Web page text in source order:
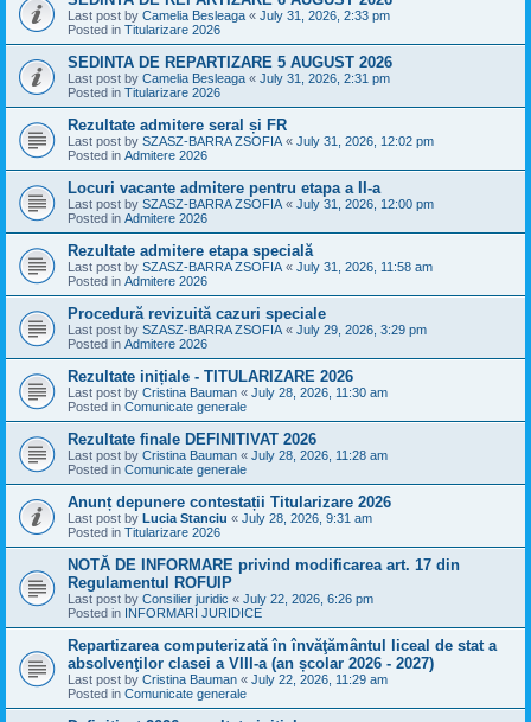
Last post by Camelia Besleaga « July 31, 2026, 2:33 pm
Posted in Titularizare 2026
SEDINTA DE REPARTIZARE 5 AUGUST 2026
Last post by Camelia Besleaga « July 31, 2026, 2:31 pm
Posted in Titularizare 2026
Rezultate admitere seral și FR
Last post by SZASZ-BARRA ZSOFIA « July 31, 2026, 12:02 pm
Posted in Admitere 2026
Locuri vacante admitere pentru etapa a II-a
Last post by SZASZ-BARRA ZSOFIA « July 31, 2026, 12:00 pm
Posted in Admitere 2026
Rezultate admitere etapa specială
Last post by SZASZ-BARRA ZSOFIA « July 31, 2026, 11:58 am
Posted in Admitere 2026
Procedură revizuită cazuri speciale
Last post by SZASZ-BARRA ZSOFIA « July 29, 2026, 3:29 pm
Posted in Admitere 2026
Rezultate inițiale - TITULARIZARE 2026
Last post by Cristina Bauman « July 28, 2026, 11:30 am
Posted in Comunicate generale
Rezultate finale DEFINITIVAT 2026
Last post by Cristina Bauman « July 28, 2026, 11:28 am
Posted in Comunicate generale
Anunț depunere contestații Titularizare 2026
Last post by Lucia Stanciu « July 28, 2026, 9:31 am
Posted in Titularizare 2026
NOTĂ DE INFORMARE privind modificarea art. 17 din
Regulamentul ROFUIP
Last post by Consilier juridic « July 22, 2026, 6:26 pm
Posted in INFORMARI JURIDICE
Repartizarea computerizată în învăţământul liceal de stat a
absolvenţilor clasei a VIII-a (an școlar 2026 - 2027)
Last post by Cristina Bauman « July 22, 2026, 11:29 am
Posted in Comunicate generale